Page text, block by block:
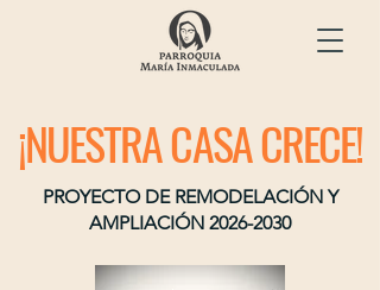
¡NUESTRA CASA CRECE!
PROYECTO DE REMODELACIÓN Y
AMPLIACIÓN 2026-2030